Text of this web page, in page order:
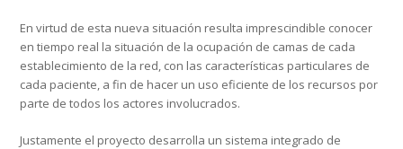
En virtud de esta nueva situación resulta imprescindible conocer
en tiempo real la situación de la ocupación de camas de cada
establecimiento de la red, con las características particulares de
cada paciente, a fin de hacer un uso eficiente de los recursos por
parte de todos los actores involucrados.
Justamente el proyecto desarrolla un sistema integrado de